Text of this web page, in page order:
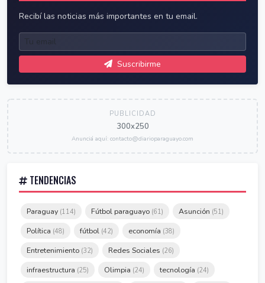
Recibí las noticias más importantes en tu email.
Suscribirme
PUBLICIDAD
300x250
Anunciá aquí: contacto@diarioparaguayo.com
TENDENCIAS
Paraguay (114) Fútbol paraguayo (61) Asunción (51)
Política (48) fútbol (42) economía (38)
Entretenimiento (32) Redes Sociales (26)
infraestructura (25) Olimpia (24) tecnología (24)